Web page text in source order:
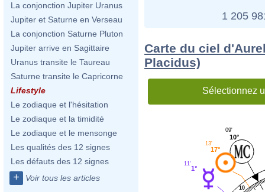
La conjonction Jupiter Uranus
Jupiter et Saturne en Verseau
La conjonction Saturne Pluton
Jupiter arrive en Sagittaire
Uranus transite le Taureau
Saturne transite le Capricorne
Lifestyle
Le zodiaque et l'hésitation
Le zodiaque et la timidité
Le zodiaque et le mensonge
Les qualités des 12 signes
Les défauts des 12 signes
+ Voir tous les articles
1 205
Carte du ciel
Placidus)
Sélectionnez
10
10°
09'
17°
13'
1°
11'